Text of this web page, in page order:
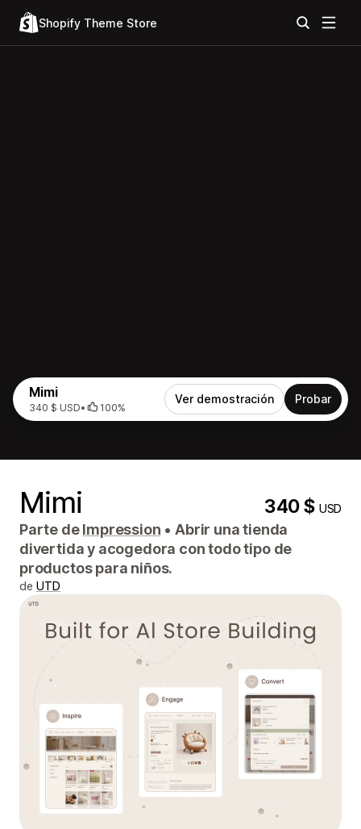
Shopify Theme Store
Mimi
340 $ USD• 100%
Ver demostración Probar
Mimi 340 $USD
Parte deImpression • Abrir una tienda
divertida y acogedora con todo tipo de
productos para niños.
de UTD